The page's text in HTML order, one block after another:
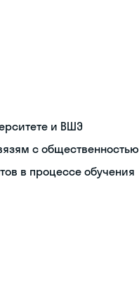
и ВШЭ
с общественностью
в процессе обучения